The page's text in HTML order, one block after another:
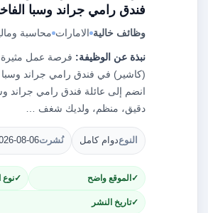
فندق رامي جراند وسبا
وظائف خالية الامارات محاسبة
نبذة عن الوظيفة: فرصة عمل
(كاشير) في فندق رامي جراند وسبا
انضم إلى عائلة فندق رامي
دقيق، منظم، ولديك شغف …
النوعدوام كامل نُشرت08-06
الموقع واضح نوع
تاريخ النشر